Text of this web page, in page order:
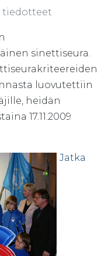
tiedotteet
sinettiseura.
luovutettiin
heidän
17.11.2009
Jatka